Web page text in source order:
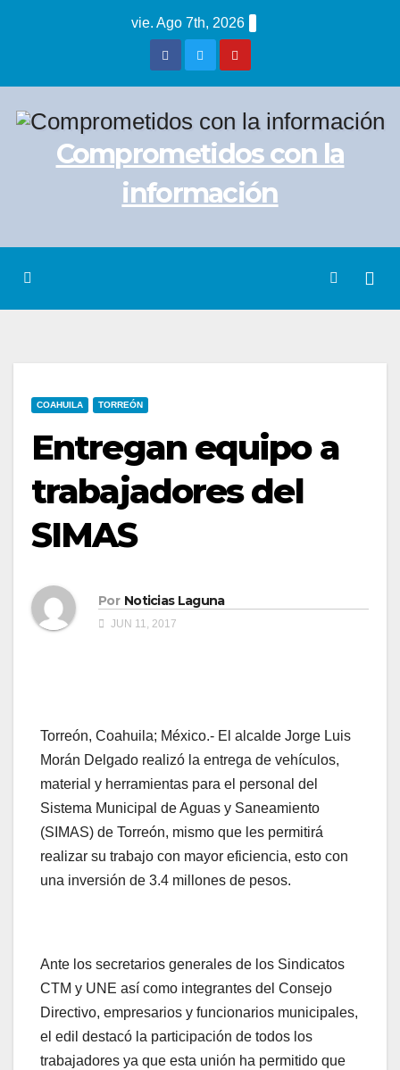
vie. Ago 7th, 2026
Comprometidos con la
información
COAHUILA TORREÓN
Entregan equipo a
trabajadores del
SIMAS
Por Noticias Laguna
JUN 11, 2017
Torreón, Coahuila; México.- El alcalde Jorge Luis
Morán Delgado realizó la entrega de vehículos,
material y herramientas para el personal del
Sistema Municipal de Aguas y Saneamiento
(SIMAS) de Torreón, mismo que les permitirá
realizar su trabajo con mayor eficiencia, esto con
una inversión de 3.4 millones de pesos.
Ante los secretarios generales de los Sindicatos
CTM y UNE así como integrantes del Consejo
Directivo, empresarios y funcionarios municipales,
el edil destacó la participación de todos los
trabajadores ya que esta unión ha permitido que